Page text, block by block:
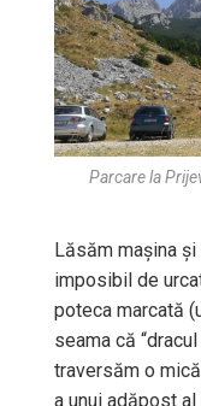
Parcare la
Lăsăm mașina
imposibil de
poteca marcată
seama că
traversăm o
a unui adăpost